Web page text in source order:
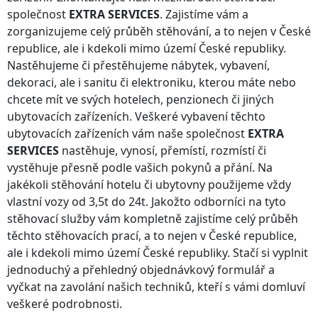
společnost EXTRA SERVICES. Zajistíme vám a
zorganizujeme celý průběh stěhování, a to nejen v České
republice, ale i kdekoli mimo území České republiky.
Nastěhujeme či přestěhujeme nábytek, vybavení,
dekoraci, ale i sanitu či elektroniku, kterou máte nebo
chcete mít ve svých hotelech, penzionech či jiných
ubytovacích zařízeních. Veškeré vybavení těchto
ubytovacích zařízeních vám naše společnost EXTRA
SERVICES nastěhuje, vynosí, přemístí, rozmístí či
vystěhuje přesně podle vašich pokynů a přání. Na
jakékoli stěhování hotelu či ubytovny použijeme vždy
vlastní vozy od 3,5t do 24t. Jakožto odborníci na tyto
stěhovací služby vám kompletně zajistíme celý průběh
těchto stěhovacích prací, a to nejen v České republice,
ale i kdekoli mimo území České republiky. Stačí si vyplnit
jednoduchý a přehledný objednávkový formulář a
vyčkat na zavolání našich techniků, kteří s vámi domluví
veškeré podrobnosti.